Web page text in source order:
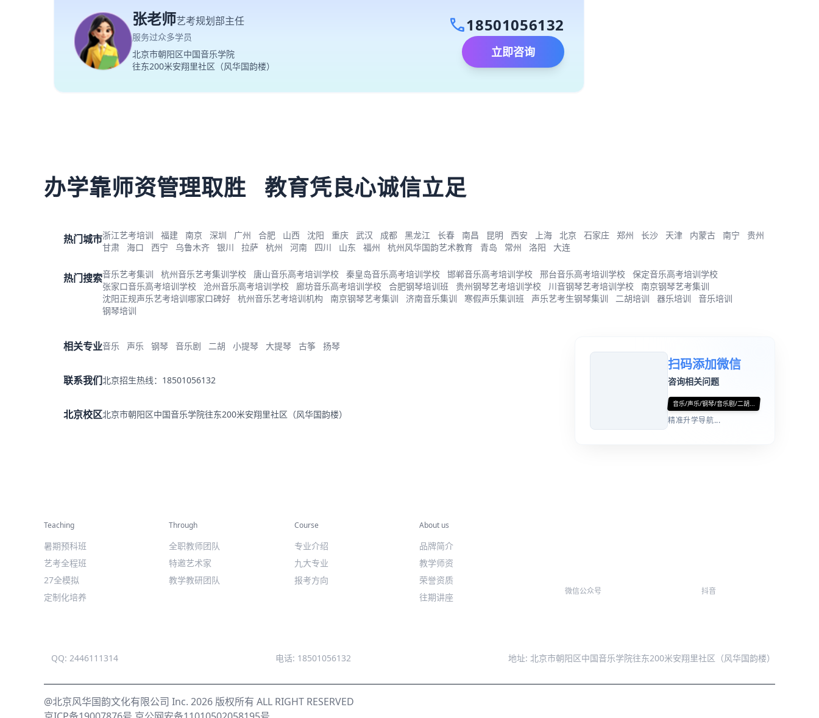
张老师艺考规划部主任
服务过众多学员
北京市朝阳区中国音乐学院
往东200米安翔里社区（风华国韵楼）
call18501056132
立即咨询
办学靠师资管理取胜 教育凭良心诚信立足
热门城市浙江艺考培训 福建 南京 深圳 广州 合肥 山西 沈阳 重庆 武汉 成都 黑龙江 长春 南昌 昆明 西安 上海 北京 石家庄 郑州 长沙 天津 内蒙古 南宁
贵州
甘肃
海口 西宁 乌鲁木齐 银川 拉萨 杭州 河南 四川 山东 福州 杭州风华国韵艺术教育 青岛 常州 洛阳 大连
热门搜索音乐艺考集训 杭州音乐艺考集训学校 唐山音乐高考培训学校 秦皇岛音乐高考培训学校 邯郸音乐高考培训学校 邢台音乐高考培训学校
保定音乐高考培训学校
张家口音乐高考培训学校
沧州音乐高考培训学校 廊坊音乐高考培训学校 合肥钢琴培训班 贵州钢琴艺考培训学校 川音钢琴艺考培训学校
南京钢琴艺考集训
沈阳正规声乐艺考培训哪家口碑好
杭州音乐艺考培训机构 南京钢琴艺考集训 济南音乐集训 寒假声乐集训班 声乐艺考生钢琴集训 二胡培训 器乐培训
音乐培训
钢琴培训
相关专业音乐 声乐 钢琴 音乐剧 二胡 小提琴 大提琴 古筝 扬琴
联系我们北京招生热线：18501056132
北京校区北京市朝阳区中国音乐学院往东200米安翔里社区（风华国韵楼）
扫码添加微信
咨询相关问题
音乐/声乐/钢琴/音乐剧/二胡...
精准升学导航...
Teaching
暑期预科班
艺考全程班
27全模拟
定制化培养
Through
全职教师团队
特邀艺术家
教学教研团队
Course
专业介绍
九大专业
报考方向
About us
品牌简介
教学师资
荣誉资质
往期讲座
微信公众号 抖音
QQ: 2446111314 电话: 18501056132 地址: 北京市朝阳区中国音乐学院往东200米安翔里社区（风华国韵楼）
@北京风华国韵文化有限公司 Inc. 2026 版权所有 ALL RIGHT RESERVED